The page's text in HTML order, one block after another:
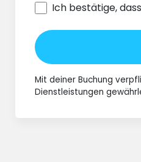
Ich bestätige,
Mit deiner Buchung
Dienstleistungen